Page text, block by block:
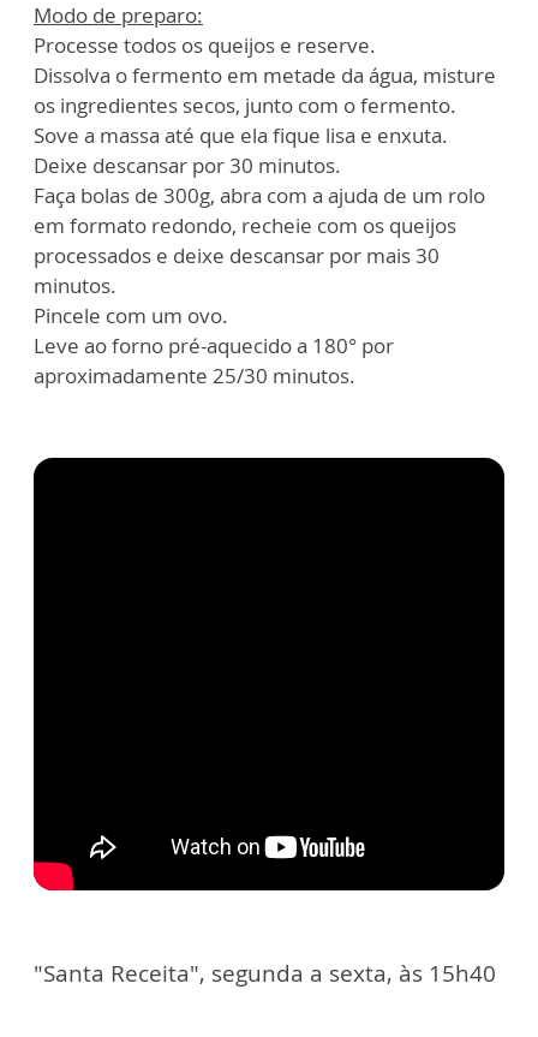
Modo de preparo:
Processe todos os queijos e reserve.
Dissolva o fermento em metade da água, misture
os ingredientes secos, junto com o fermento.
Sove a massa até que ela fique lisa e enxuta.
Deixe descansar por 30 minutos.
Faça bolas de 300g, abra com a ajuda de um rolo
em formato redondo, recheie com os queijos
processados e deixe descansar por mais 30
minutos.
Pincele com um ovo.
Leve ao forno pré-aquecido a 180° por
aproximadamente 25/30 minutos.
"Santa Receita", segunda a sexta, às 15h40